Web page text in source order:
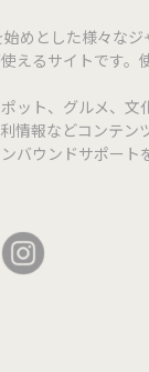
めとした様々な
えるサイトです。
ット、グルメ、文
情報などコンテン
バウンドサポート